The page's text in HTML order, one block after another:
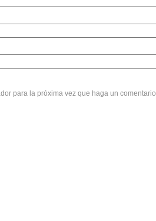
para la próxima vez que haga un comentario.